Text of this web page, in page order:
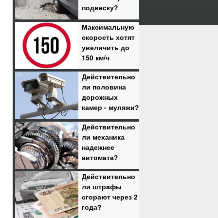
подвеску?
Максимальную
скорость хотят
увеличить до
150 км/ч
Действительно
ли половина
дорожных
камер - муляжи?
Действительно
ли механика
надежнее
автомата?
Действительно
ли штрафы
сгорают через 2
года?